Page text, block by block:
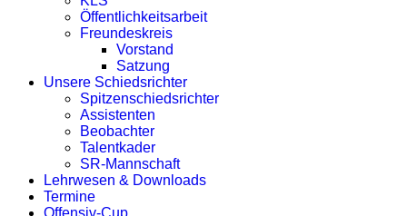
Öffentlichkeitsarbeit
Freundeskreis
Vorstand
Satzung
Unsere Schiedsrichter
Spitzenschiedsrichter
Assistenten
Beobachter
Talentkader
SR-Mannschaft
Lehrwesen & Downloads
Termine
Offensiv-Cup